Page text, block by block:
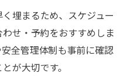
埋まるため、スケジュー
せ・予約をおすすめしま
全管理体制も事前に確認
が大切です。